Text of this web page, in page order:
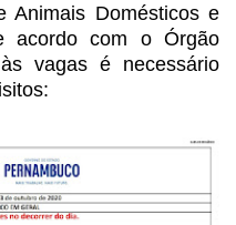
Animais Domésticose
acordo com o Órgão
vagasé necessário